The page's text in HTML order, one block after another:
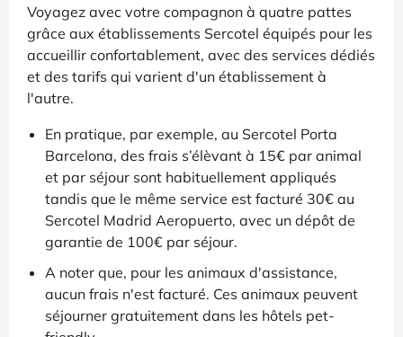
Voyagez avec votre compagnon à quatre pattes
grâce aux établissements Sercotel équipés pour les
accueillir confortablement, avec des services dédiés
et des tarifs qui varient d'un établissement à
l'autre.
En pratique, par exemple, au Sercotel Porta
Barcelona, des frais s’élèvant à 15€ par animal
et par séjour sont habituellement appliqués
tandis que le même service est facturé 30€ au
Sercotel Madrid Aeropuerto, avec un dépôt de
garantie de 100€ par séjour.
A noter que, pour les animaux d'assistance,
aucun frais n'est facturé. Ces animaux peuvent
séjourner gratuitement dans les hôtels pet-